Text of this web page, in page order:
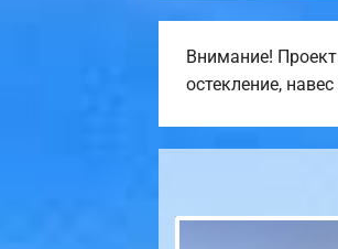
Внимание!
остекление,